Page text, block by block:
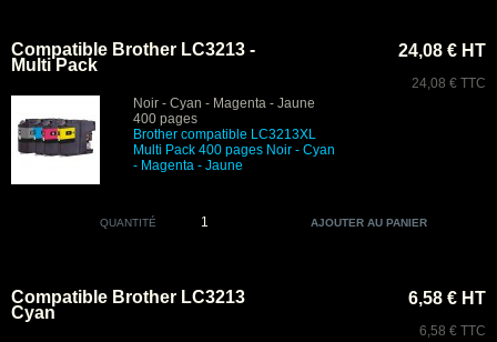
Compatible Brother LC3213 -
Multi Pack
Noir - Cyan - Magenta - Jaune
400 pages
Brother compatible LC3213XL
Multi Pack 400 pages Noir - Cyan
- Magenta - Jaune
24,08 € HT
24,08 € TTC
QUANTITÉ
Compatible Brother LC3213
Cyan
6,58 € HT
6,58 € TTC